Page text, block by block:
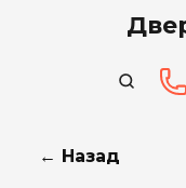
← Назад